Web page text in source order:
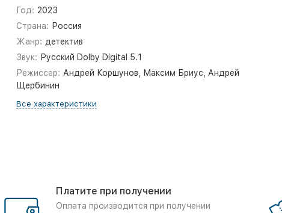
Год: 2023
Страна: Россия
Жанр: детектив
Звук: Русский Dolby Digital 5.1
Режиссер: Андрей Коршунов, Максим Бриус, Андрей
Щербинин
Все характеристики
Платите при получении
Оплата производится при получении